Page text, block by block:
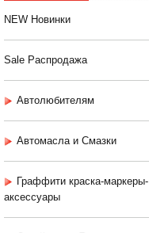
NEW Новинки
Sale Распродажа
Автолюбителям
Автомасла и Смазки
Граффити краска-маркеры-
аксессуары